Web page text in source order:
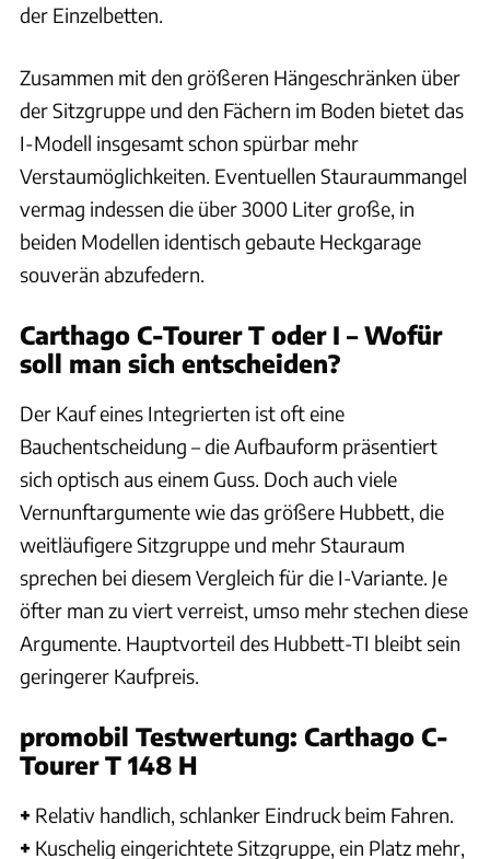
der Einzelbetten.
Zusammen mit den größeren Hängeschränken über
der Sitzgruppe und den Fächern im Boden bietet das
I-Modell insgesamt schon spürbar mehr
Verstaumöglichkeiten. Eventuellen Stauraummangel
vermag indessen die über 3000 Liter große, in
beiden Modellen identisch gebaute Heckgarage
souverän abzufedern.
Carthago C-Tourer T oder I – Wofür
soll man sich entscheiden?
Der Kauf eines Integrierten ist oft eine
Bauchentscheidung – die Aufbauform präsentiert
sich optisch aus einem Guss. Doch auch viele
Vernunftargumente wie das größere Hubbett, die
weitläufigere Sitzgruppe und mehr Stauraum
sprechen bei diesem Vergleich für die I-Variante. Je
öfter man zu viert verreist, umso mehr stechen diese
Argumente. Hauptvorteil des Hubbett-TI bleibt sein
geringerer Kaufpreis.
promobil Testwertung: Carthago C-
Tourer T 148 H
+ Relativ handlich, schlanker Eindruck beim Fahren.
+ Kuschelig eingerichtete Sitzgruppe, ein Platz mehr,